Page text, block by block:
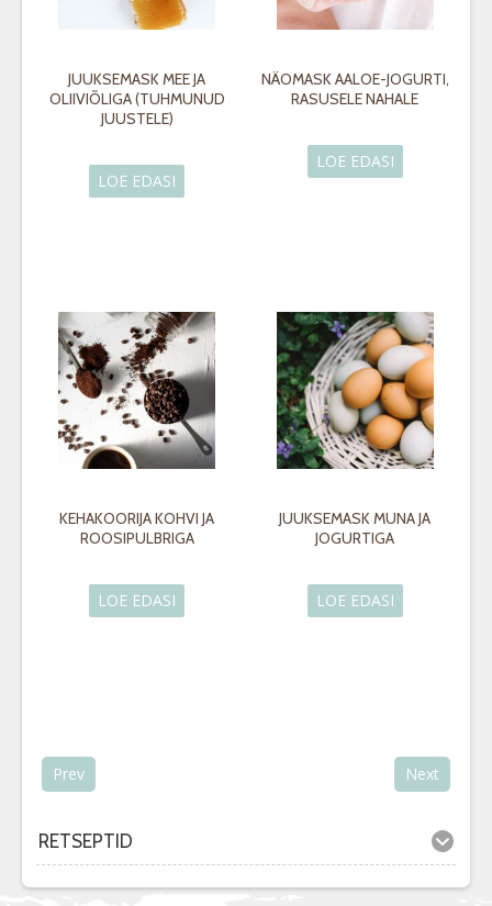
JUUKSEMASK MEE JA
OLIIVIÕLIGA (TUHMUNUD
JUUSTELE)
LOE EDASI
NÄOMASK AALOE-JOGURTI,
RASUSELE NAHALE
LOE EDASI
KEHAKOORIJA KOHVI JA
ROOSIPULBRIGA
LOE EDASI
JUUKSEMASK MUNA JA
JOGURTIGA
LOE EDASI
Prev Next
RETSEPTID